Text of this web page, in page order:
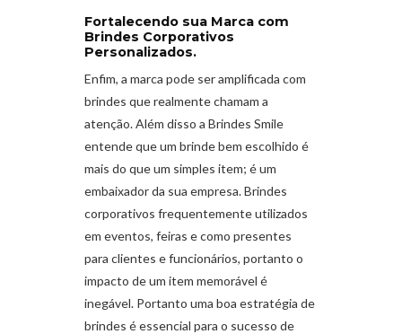
Fortalecendo sua Marca com
Brindes Corporativos
Personalizados.
Enfim, a marca pode ser amplificada com
brindes que realmente chamam a
atenção. Além disso a Brindes Smile
entende que um brinde bem escolhido é
mais do que um simples item; é um
embaixador da sua empresa. Brindes
corporativos frequentemente utilizados
em eventos, feiras e como presentes
para clientes e funcionários, portanto o
impacto de um item memorável é
inegável. Portanto uma boa estratégia de
brindes é essencial para o sucesso de